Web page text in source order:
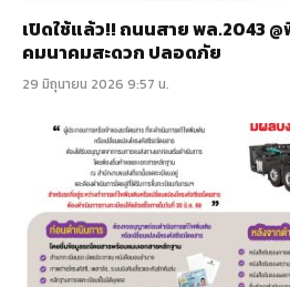
เปิดใช้แล้ว!! ถนนสาย พล.2043
คมนาคมสะดวก ปลอดภัย
29 มิถุนายน 2026 9:57 น.